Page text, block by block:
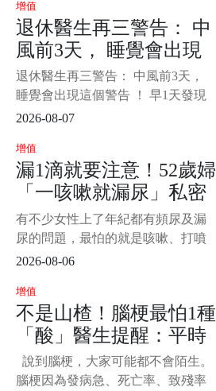
答案是：有科學依據，但別神化
它。 香蕉含有豐富的鉀元素，鉀在
人體內有一個重要功能，就是對抗
鈉的升壓作用。 我們日常
增值
退休醫生再三警告： 中
風前3天， 睡覺會出現
這個警告 ！ 早1天發現
都能救命， 可惜很多人
都錯過了
退休醫生再三警告： 中風前3天，
睡覺會出現這個警告 ！ 早1天發現
都能救命， 可惜很多人都錯過了 1/6
馬跡，若能及時發現，分秒必爭地
搶救，患者中風的死亡率可降低在
10% 以內。 老人中風前都有哪些徵
兆呢？ ➡ 頻繁打哈欠 正常
2026-08-07
增值
漏1滴就要注意！52歲婦
「一咳嗽就漏尿」私密
處頻發炎 醫籲4族群
「屬於高風險族群」：
更年期更嚴重
有不少女性上了年紀都有頻尿及漏
尿的問題，最怕的就是咳嗽、打噴
嚏，一不小心就無法控制，雖然這
人相當困擾。 1/6 過去有名52歲婦人
礙於漏尿問題，每天都要墊護墊才
敢出門，沒想到情況卻更加嚴重，
不僅沒有好轉，就連私密處都出現
反覆感染，發炎還起一大片疹子，
2026-08-06
增值
不是山楂！腦梗最怕1種
「酸」醫生提醒：平時
常吃「血管通暢」遠離
腦梗
說到腦梗，大家可能都不會陌生。
腦梗因為發病急、死亡率、致殘率